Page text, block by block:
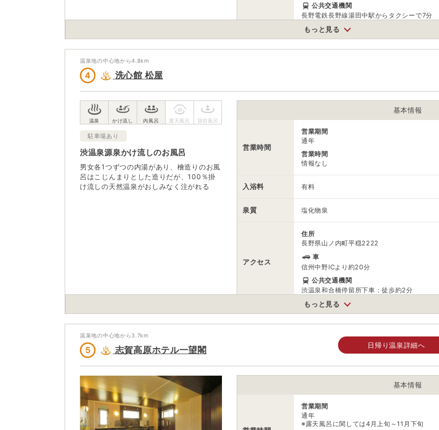
公共交通機関
長野電鉄長野線湯田中駅からタクシーで7分
駐車場 無料（12台）
※ 料金情報は税込・税抜表記が混ざっております。正しい金額はご利用
もっと見る
温泉地の中心地から4.8km
4 洗心館 松屋
駐車場あり
渋温泉源泉かけ流しのお風呂
男女各1つずつの内湯があり、檜造りのお風
呂はこじんまりとした造りだが、100％掛
け流しの天然温泉がおしみなく注がれる
基本情報
営業時間
営業期間
通年
営業時間
情報なし
入浴料 有料
泉質 塩化物泉
アクセス
住所
長野県山ノ内町平穏2222
車
信州中野ICより約20分
公共交通機関
渋温泉和合橋停留所下車：徒歩約2分
駐車場 無料
0269333181
※ 料金情報は税込・税抜表記が混ざっております。正しい金額はご利用
もっと見る
温泉地の中心地から3.7km
5 志賀高原ホテル一望閣
日帰り温泉詳細へ
基本情報
営業期間
通年
※露天風呂に関しては4月上旬～11月下旬